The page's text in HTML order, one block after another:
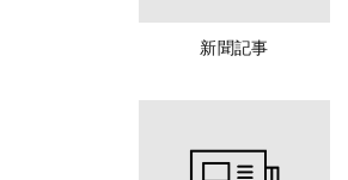
新聞記事